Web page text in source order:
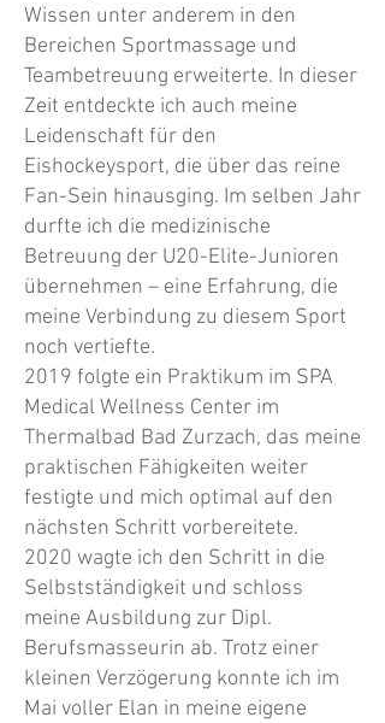
Wissen unter anderem in den
Bereichen Sportmassage und
Teambetreuung erweiterte. In dieser
Zeit entdeckte ich auch meine
Leidenschaft für den
Eishockeysport, die über das reine
Fan-Sein hinausging. Im selben Jahr
durfte ich die medizinische
Betreuung der U20-Elite-Junioren
übernehmen – eine Erfahrung, die
meine Verbindung zu diesem Sport
noch vertiefte.
2019 folgte ein Praktikum im SPA
Medical Wellness Center im
Thermalbad Bad Zurzach, das meine
praktischen Fähigkeiten weiter
festigte und mich optimal auf den
nächsten Schritt vorbereitete.
2020 wagte ich den Schritt in die
Selbstständigkeit und schloss
meine Ausbildung zur Dipl.
Berufsmasseurin ab. Trotz einer
kleinen Verzögerung konnte ich im
Mai voller Elan in meine eigene